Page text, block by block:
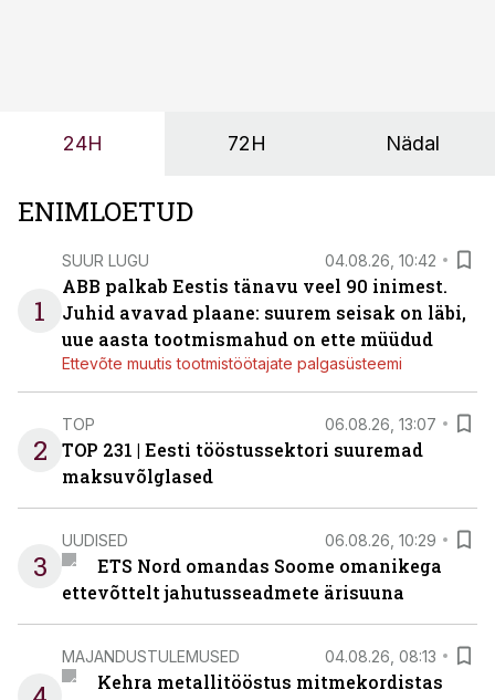
24H 72H Nädal
ENIMLOETUD
1
SUUR LUGU 04.08.26, 10:42
ABB palkab Eestis tänavu veel 90 inimest.
Juhid avavad plaane: suurem seisak on läbi,
uue aasta tootmismahud on ette müüdud
Ettevõte muutis tootmistöötajate palgasüsteemi
2
TOP 06.08.26, 13:07
TOP 231 | Eesti tööstussektori suuremad
maksuvõlglased
3
UUDISED 06.08.26, 10:29
ETS Nord omandas Soome omanikega
ettevõttelt jahutusseadmete ärisuuna
MAJANDUSTULEMUSED 04.08.26, 08:13
Kehra metallitööstus mitmekordistas